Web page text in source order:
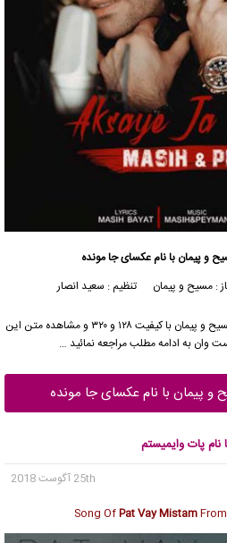
وپیمان با نام عکسای جا مونده
: مسیح و پیمان تنظیم : سعید انصار
و پیمان
با کیفیت ۱۲۸ و ۳۲۰ و مشاهده متن این
وان به ادامه مطلب مراجعه نمائید …
و پیمان با نام عکسای جا مونده
پات وایمیستم
25th آگوست 2018
Song OfPat Vay MistamFrom